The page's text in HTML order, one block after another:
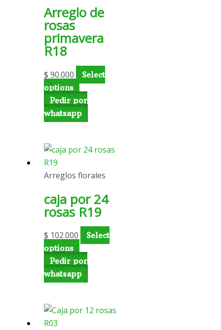
Arreglo de
rosas
primavera
R18
$ 90.000
Select
options
Pedir por
whatsapp
Arreglos florales
caja por 24
rosas R19
$ 102.000
Select
options
Pedir por
whatsapp